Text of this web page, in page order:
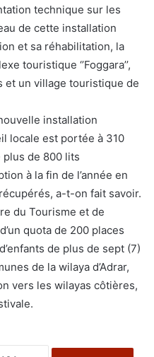
technique sur les
de cette installation
et sa réhabilitation, la
touristique ‘’Foggara’’,
et un village touristique de
installation
locale est portée à 310
de 800 lits
à la fin de l’année en
a-t-on fait savoir.
du Tourisme et de
quota de 200 places
de plus de sept (7)
de la wilaya d’Adrar,
vers les wilayas côtières,